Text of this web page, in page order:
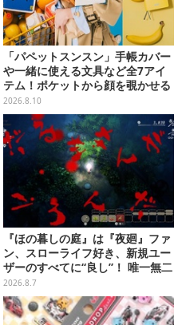
「パペットスンスン」手帳カバー
や一緒に使える文具など全7アイ
テム！ポケットから顔を覗かせる
スンスンほか遊び心満載のデザイ
ン
2026.8.10
『ほの暮しの庭』は『夜廻』ファ
ン、スローライフ好き、新規ユー
ザーのすべてに“良し”！ 唯一無二
の「不穏生活シム」恐怖も暮らし
もお好み次第【プレイレポ】
2026.8.7